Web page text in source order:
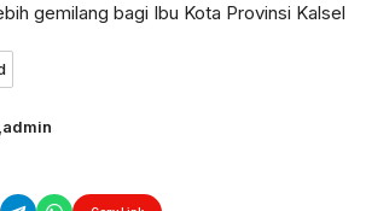
gemilang bagi Ibu Kota Provinsi Kalsel
admin